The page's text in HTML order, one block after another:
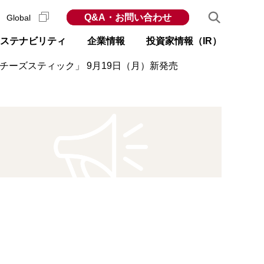
テナビリティ 企業情報 投資家情報（IR）
Global Q&A・お問い合わせ
ーズスティック」 9月19日（月）新発売